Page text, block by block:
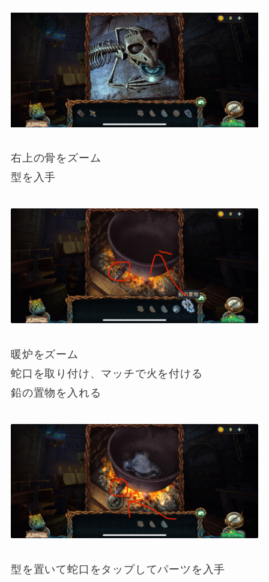
右上の骨をズーム
型を入手
暖炉をズーム
蛇口を取り付け、マッチで火を付ける
鉛の置物を入れる
型を置いて蛇口をタップしてパーツを入手